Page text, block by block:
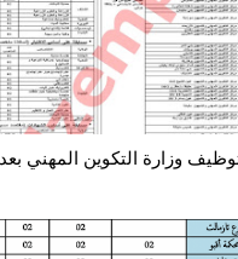
وزارة التكوين المهني